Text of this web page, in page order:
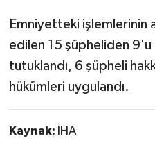
Emniyetteki işlemlerinin
edilen 15 şüpheliden 9'u
tutuklandı, 6 şüpheli
hükümleri uygulandı.
Kaynak: İHA